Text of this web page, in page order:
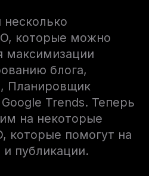
которые можно
максимизации
блога,
Планировщик
Trends. Теперь
на некоторые
которые помогут на
и публикации.